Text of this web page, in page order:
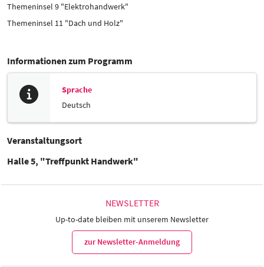
Themeninsel 9 "Elektrohandwerk"
Themeninsel 11 "Dach und Holz"
Informationen zum Programm
Sprache
Deutsch
Veranstaltungsort
Halle 5, "Treffpunkt Handwerk"
NEWSLETTER
Up-to-date bleiben mit unserem Newsletter
zur Newsletter-Anmeldung